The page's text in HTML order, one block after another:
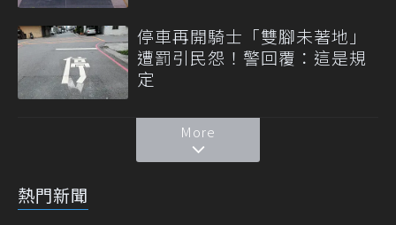
停車再開騎士「雙腳未著地」
遭罰引民怨！警回覆：這是規
定
More
熱門新聞